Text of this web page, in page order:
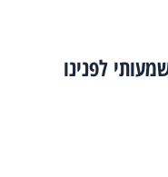
לפנינו